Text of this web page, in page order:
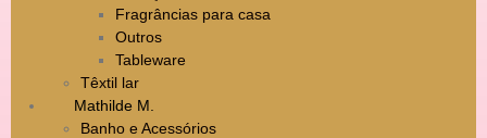
Fragrâncias para casa
Outros
Tableware
Têxtil lar
Mathilde M.
Banho e Acessórios